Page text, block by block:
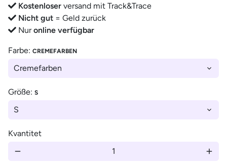
Kostenloser versand mit Track&Trace
Nicht gut = Geld zurück
Nuronline verfügbar
Farbe: CREMEFARBEN
Größe: S
Kvantitet
remove add